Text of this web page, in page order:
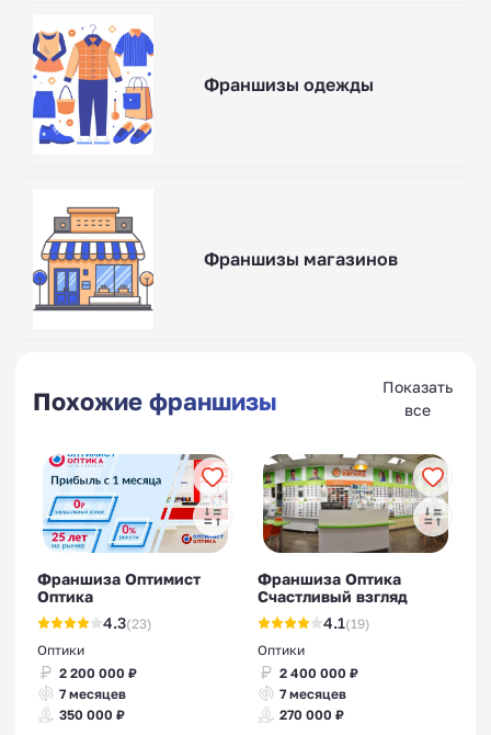
Франшизы одежды
Франшизы магазинов
Похожие франшизы
Показать
все
Франшиза Оптимист
Оптика
4.3(23)
Оптики
2 200 000 ₽
7 месяцев
350 000 ₽
Франшиза Оптика
Счастливый взгляд
4.1(19)
Оптики
2 400 000 ₽
7 месяцев
270 000 ₽